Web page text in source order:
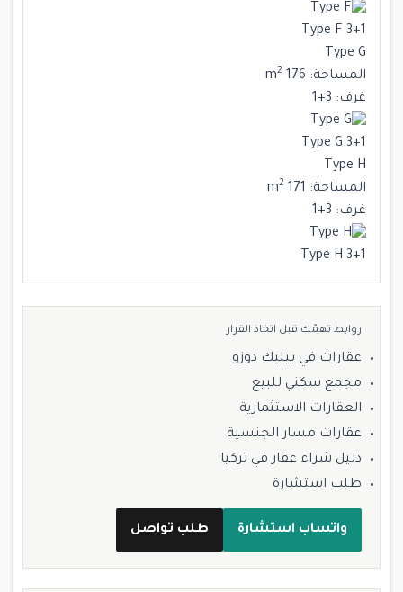
Type F 3+1
Type G
المساحة:
2
غرف:
Type G 3+1
Type H
المساحة:
2
غرف:
Type H 3+1
روابط تهمّك قبل اتخاذ القرار
عقارات في بيليك دوزو
مجمع سكني للبيع
العقارات الاستثمارية
عقارات مسار الجنسية
دليل شراء عقار في تركيا
طلب استشارة
واتساب استشارة طلب تواصل